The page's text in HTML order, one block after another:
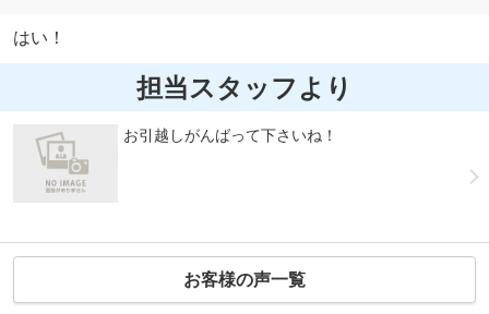
はい！
担当スタッフより
お引越しがんばって下さいね！
お客様の声一覧